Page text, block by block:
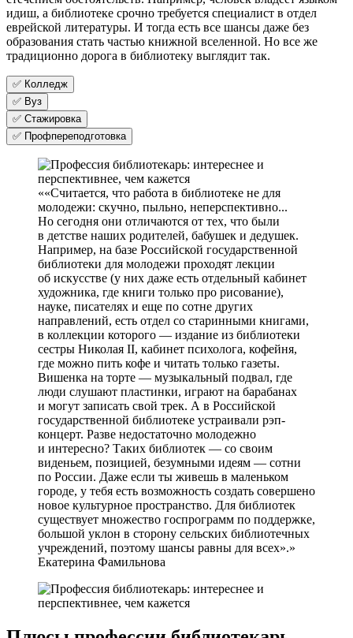
идиш, а библиотеке срочно требуется специалист в отдел
еврейской литературы. И тогда есть все шансы даже без
образования стать частью книжной вселенной. Но все же
традиционно дорога в библиотеку выглядит так.
✅ Колледж
✅ Вуз
✅ Стажировка
✅ Профпереподготовка
«Считается, что работа в библиотеке не для
молодежи: скучно, пыльно, неперспективно...
Но сегодня они отличаются от тех, что были
в детстве наших родителей, бабушек и дедушек.
Например, на базе Российской государственной
библиотеки для молодежи проходят лекции
об искусстве (у них даже есть отдельный кабинет
художника, где книги только про рисование),
науке, писателях и еще по сотне других
направлений, есть отдел со старинными книгами,
в коллекции которого — издание из библиотеки
сестры Николая II, кабинет психолога, кофейня,
где можно пить кофе и читать только газеты.
Вишенка на торте — музыкальный подвал, где
люди слушают пластинки, играют на барабанах
и могут записать свой трек. А в Российской
государственной библиотеке устраивали рэп-
концерт. Разве недостаточно молодежно
и интересно? Таких библиотек — со своим
виденьем, позицией, безумными идеям — сотни
по России. Даже если ты живешь в маленьком
городе, у тебя есть возможность создать совершено
новое культурное пространство. Для библиотек
существует множество госпрограмм по поддержке,
большой уклон в сторону сельских библиотечных
учреждений, поэтому шансы равны для всех».
Екатерина Фамильнова